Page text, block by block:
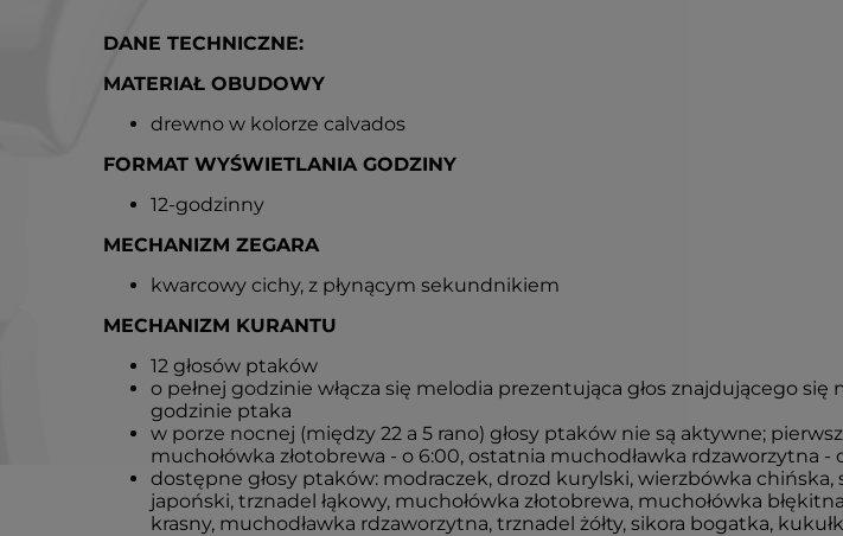
DANE TECHNICZNE:
MATERIAŁ OBUDOWY
drewno w kolorze calvados
FORMAT WYŚWIETLANIA GODZINY
12-godzinny
MECHANIZM ZEGARA
kwarcowy cichy, z płynącym sekundnikiem
MECHANIZM KURANTU
12 głosów ptaków
o pełnej godzinie włącza się melodia prezentująca głos znajdującego się
godzinie ptaka
w porze nocnej (między 22 a 5 rano) głosy ptaków nie są aktywne;
muchołówka złotobrewa - o 6:00, ostatnia muchodławka rdzaworzytna -
dostępne głosy ptaków: modraczek, drozd kurylski, wierzbówka chińska,
japoński, trznadel łąkowy, muchołówka złotobrewa, muchołówka
krasny, muchodławka rdzaworzytna, trznadel żółty, sikora bogatka,